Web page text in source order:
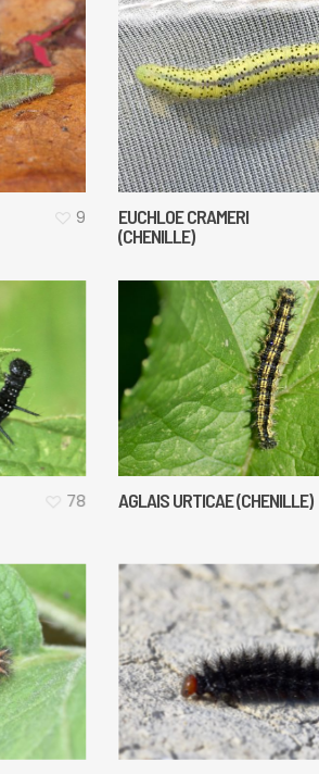
9
EUCHLOE CRAMERI
(CHENILLE)
78 AGLAIS URTICAE (CHENILLE)